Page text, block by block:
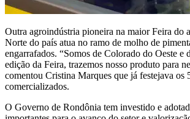
Outra agroindústria pioneira na maior Feira do
Norte do país atua no ramo de molho de
engarrafados. “Somos de Colorado do Oeste e
edição da Feira, trazemos nosso produto para
comentou Cristina Marques que já festejava os
comercializados.
O Governo de Rondônia tem investido e